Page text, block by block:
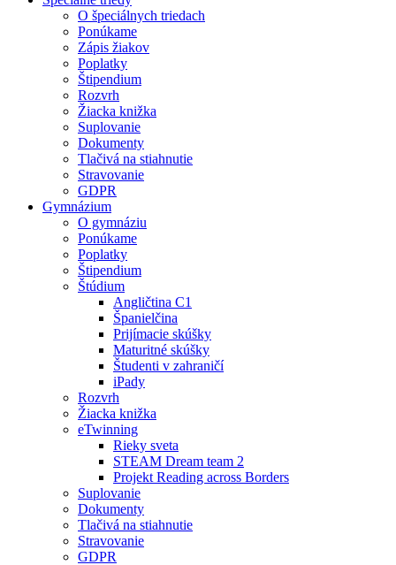
O špeciálnych triedach
Ponúkame
Zápis žiakov
Poplatky
Štipendium
Rozvrh
Žiacka knižka
Suplovanie
Dokumenty
Tlačivá na stiahnutie
Stravovanie
GDPR
Gymnázium
O gymnáziu
Ponúkame
Poplatky
Štipendium
Štúdium
Angličtina C1
Španielčina
Prijímacie skúšky
Maturitné skúšky
Študenti v zahraničí
iPady
Rozvrh
Žiacka knižka
eTwinning
Rieky sveta
STEAM Dream team 2
Projekt Reading across Borders
Suplovanie
Dokumenty
Tlačivá na stiahnutie
Stravovanie
GDPR